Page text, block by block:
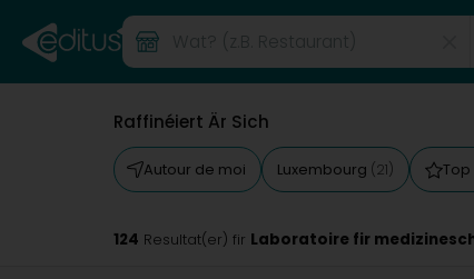
Raffinéiert Är Sich
Autour de moi Luxembourg (21)
124 Resultat(er) fir Laboratoire fir